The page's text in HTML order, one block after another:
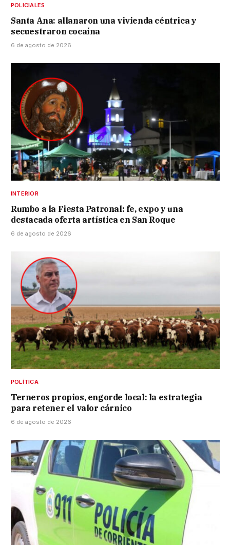
POLICIALES
Santa Ana: allanaron una vivienda céntrica y
secuestraron cocaína
6 de agosto de 2026
INTERIOR
Rumbo a la Fiesta Patronal: fe, expo y una
destacada oferta artística en San Roque
6 de agosto de 2026
POLÍTICA
Terneros propios, engorde local: la estrategia
para retener el valor cárnico
6 de agosto de 2026